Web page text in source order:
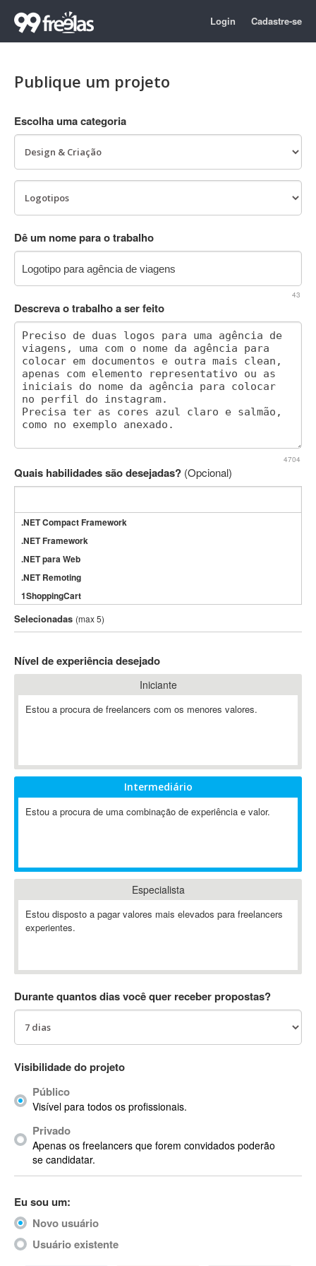
Login Cadastre-se
Publique um projeto
Escolha uma categoria
Dê um nome para o trabalho
43
Descreva o trabalho a ser feito
4704
Quais habilidades são desejadas? (Opcional)
.NET Compact Framework
.NET Framework
.NET para Web
.NET Remoting
1ShoppingCart
3DS Max
3GSM
802.11
A-GPS
ABAP
Abaqus
ABBYY FineReader
Ableton
Ableton Push
Abstract
AC3
ACID Pro
ACPI
Acrobat
Acrobat X
Acronis
ACT
Actimize
ActionScript
ActionScript 3
Selecionadas (max 5)
Nível de experiência desejado
Iniciante
Estou a procura de freelancers com os menores valores.
Intermediário
Estou a procura de uma combinação de experiência e valor.
Especialista
Estou disposto a pagar valores mais elevados para freelancers
experientes.
Durante quantos dias você quer receber propostas?
Visibilidade do projeto
Público
Visível para todos os profissionais.
Privado
Apenas os freelancers que forem convidados poderão
se candidatar.
Eu sou um:
Novo usuário
Usuário existente